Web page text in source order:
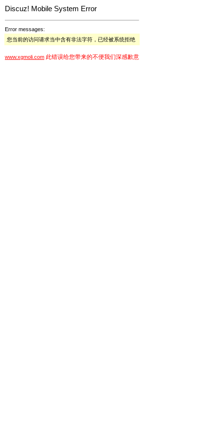
Discuz! Mobile System Error
Error messages:
您当前的访问请求当中含有非法字符，已经被系统拒绝
www.xgmoli.com 此错误给您带来的不便我们深感歉意